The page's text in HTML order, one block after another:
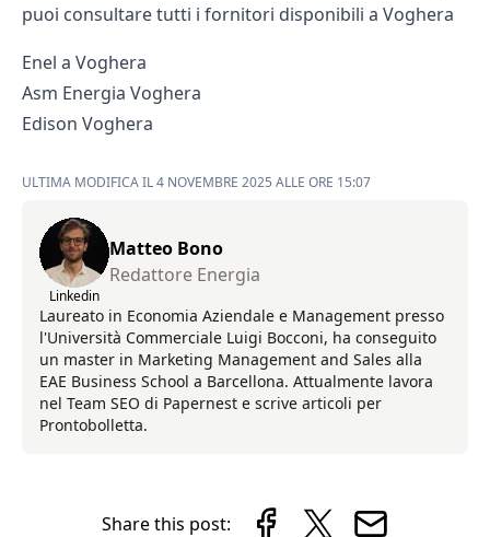
puoi consultare tutti i fornitori disponibili a Voghera
Enel a Voghera
Asm Energia Voghera
Edison Voghera
ULTIMA MODIFICA IL 4 NOVEMBRE 2025 ALLE ORE 15:07
Linkedin
Matteo Bono
Redattore Energia
Laureato in Economia Aziendale e Management presso
l'Università Commerciale Luigi Bocconi, ha conseguito
un master in Marketing Management and Sales alla
EAE Business School a Barcellona. Attualmente lavora
nel Team SEO di Papernest e scrive articoli per
Prontobolletta.
Share this post: